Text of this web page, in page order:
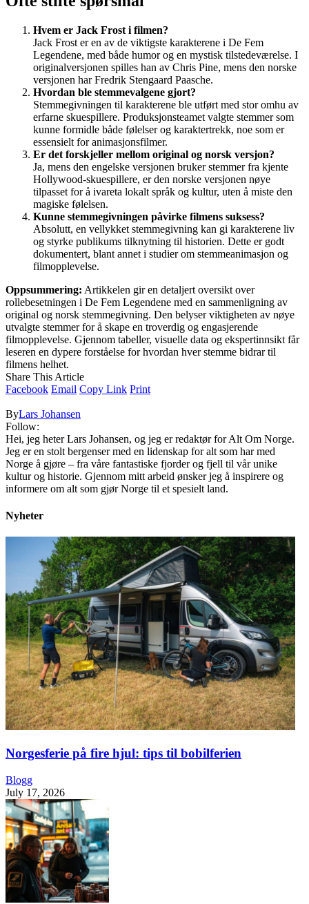
Hvem er Jack Frost i filmen?
Jack Frost er en av de viktigste karakterene i De Fem
Legendene, med både humor og en mystisk tilstedeværelse. I
originalversjonen spilles han av Chris Pine, mens den norske
versjonen har Fredrik Stengaard Paasche.
Hvordan ble stemmevalgene gjort?
Stemmegivningen til karakterene ble utført med stor omhu av
erfarne skuespillere. Produksjonsteamet valgte stemmer som
kunne formidle både følelser og karaktertrekk, noe som er
essensielt for animasjonsfilmer.
Er det forskjeller mellom original og norsk versjon?
Ja, mens den engelske versjonen bruker stemmer fra kjente
Hollywood-skuespillere, er den norske versjonen nøye
tilpasset for å ivareta lokalt språk og kultur, uten å miste den
magiske følelsen.
Kunne stemmegivningen påvirke filmens suksess?
Absolutt, en vellykket stemmegivning kan gi karakterene liv
og styrke publikums tilknytning til historien. Dette er godt
dokumentert, blant annet i studier om stemmeanimasjon og
filmopplevelse.
Oppsummering: Artikkelen gir en detaljert oversikt over
rollebesetningen i De Fem Legendene med en sammenligning av
original og norsk stemmegivning. Den belyser viktigheten av nøye
utvalgte stemmer for å skape en troverdig og engasjerende
filmopplevelse. Gjennom tabeller, visuelle data og ekspertinnsikt får
leseren en dypere forståelse for hvordan hver stemme bidrar til
filmens helhet.
Share This Article
Facebook Email Copy Link Print
ByLars Johansen
Follow:
Hei, jeg heter Lars Johansen, og jeg er redaktør for Alt Om Norge.
Jeg er en stolt bergenser med en lidenskap for alt som har med
Norge å gjøre – fra våre fantastiske fjorder og fjell til vår unike
kultur og historie. Gjennom mitt arbeid ønsker jeg å inspirere og
informere om alt som gjør Norge til et spesielt land.
Nyheter
Norgesferie på fire hjul: tips til bobilferien
Blogg
July 17, 2026